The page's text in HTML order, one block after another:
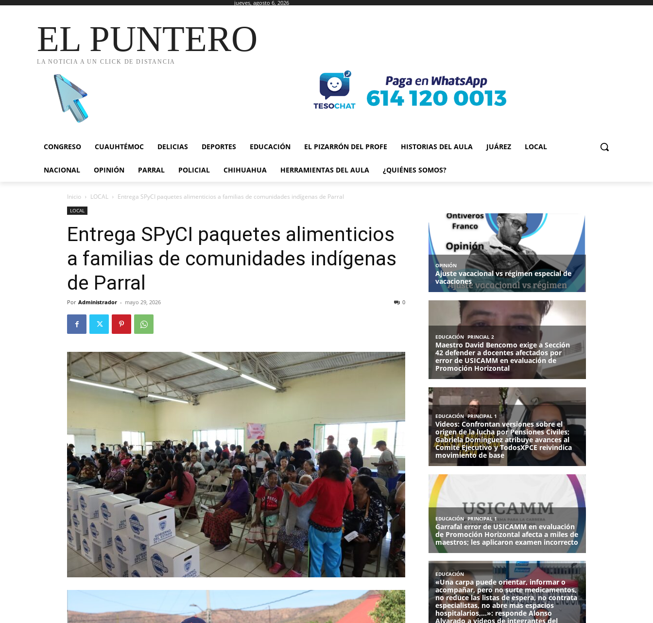
jueves, agosto 6, 2026
EL PUNTERO
LA NOTICIA A UN CLICK DE DISTANCIA
CONGRESO CUAUHTÉMOC DELICIAS DEPORTES EDUCACIÓN EL PIZARRÓN DEL PROFE HISTORIAS DEL AULA JUÁREZ LOCAL
NACIONAL OPINIÓN PARRAL POLICIAL CHIHUAHUA HERRAMIENTAS DEL AULA ¿QUIÉNES SOMOS?
Inicio LOCAL Entrega SPyCI paquetes alimenticios a familias de comunidades indígenas de Parral
LOCAL
Entrega SPyCI paquetes alimenticios
a familias de comunidades indígenas
de Parral
Por Administrador - mayo 29, 2026 0